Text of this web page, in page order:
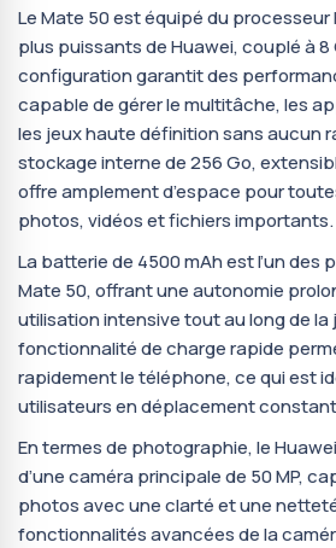
Le Mate 50 est équipé du processeur
plus puissants de Huawei, couplé à 8
configuration garantit des
capable de gérer le multitâche, les
les jeux haute définition sans aucun
stockage interne de 256 Go,
offre amplement d’espace pour
photos, vidéos et fichiers importants.
La batterie de 4500 mAh est l’un des
Mate 50, offrant une autonomie
utilisation intensive tout au long de la
fonctionnalité de charge rapide
rapidement le téléphone, ce qui est
utilisateurs en déplacement
En termes de photographie, le
d’une caméra principale de 50 MP,
photos avec une clarté et une
fonctionnalités avancées de la